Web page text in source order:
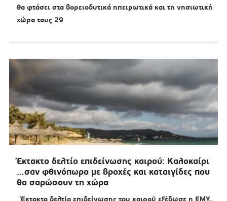
θα φτάσει στα βορειοδυτικά ηπειρωτικά και τη νησιωτική
χώρα τους 29
Έκτακτο δελτίο επιδείνωσης καιρού: Καλοκαίρι
…σαν φθινόπωρο με βροχές και καταιγίδες που
θα σαρώσουν τη χώρα
Έκτακτο δελτίο επιδείνωσης του καιρού εξέδωσε η ΕΜΥ,